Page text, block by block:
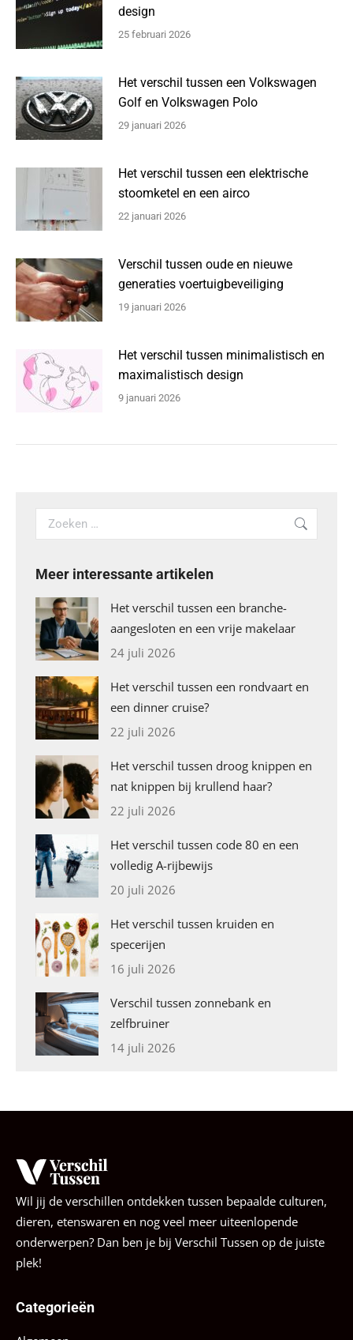
design
25 februari 2026
Het verschil tussen een Volkswagen
Golf en Volkswagen Polo
29 januari 2026
Het verschil tussen een elektrische
stoomketel en een airco
22 januari 2026
Verschil tussen oude en nieuwe
generaties voertuigbeveiliging
19 januari 2026
Het verschil tussen minimalistisch en
maximalistisch design
9 januari 2026
Search:
Meer interessante artikelen
Het verschil tussen een branche-
aangesloten en een vrije makelaar
24 juli 2026
Het verschil tussen een rondvaart en
een dinner cruise?
22 juli 2026
Het verschil tussen droog knippen en
nat knippen bij krullend haar?
22 juli 2026
Het verschil tussen code 80 en een
volledig A-rijbewijs
20 juli 2026
Het verschil tussen kruiden en
specerijen
16 juli 2026
Verschil tussen zonnebank en
zelfbruiner
14 juli 2026
Wil jij de verschillen ontdekken tussen bepaalde culturen,
dieren, etenswaren en nog veel meer uiteenlopende
onderwerpen? Dan ben je bij Verschil Tussen op de juiste
plek!
Categorieën